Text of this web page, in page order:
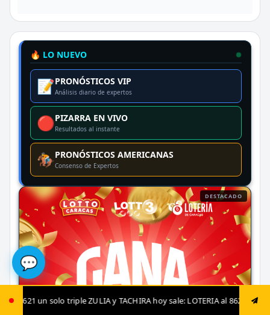
y TACHIRA hoy sale: LOTERIA al 8621 luego envía ya: ANIMAL al
🔥 LO NUEVO
📝PRONÓSTICOS VIP
Análisis diario de expertos
🔴PIZARRA EN VIVO
Resultados al instante
🏇PRONÓSTICOS AMERICANAS
Consenso de Expertos
DESTACADO
💬